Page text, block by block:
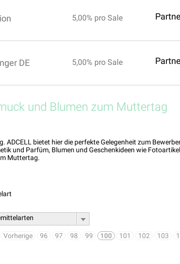
5,00% pro Sale
DE 5,00% pro Sale
und Blumen zum Muttertag
bietet hier die perfekte Gelegenheit zum
und Parfüm, Blumen und Geschenkideen wie
Muttertag.
Vorherige 96 97 98 99 100 101 102 103